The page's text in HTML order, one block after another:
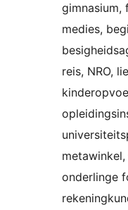
gimnasium,
medies,
reis, NRO,
onderlinge